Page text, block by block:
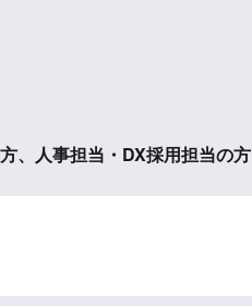
、人事担当・DX採用担当の方